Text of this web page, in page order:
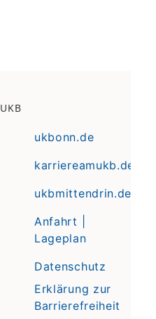
UKB
ukbonn.de
karriereamukb.de
ukbmittendrin.de
Anfahrt |
Lageplan
Datenschutz
Erklärung zur
Barrierefreiheit